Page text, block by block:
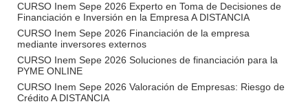
CURSO Inem Sepe 2026 Experto en Toma de Decisiones de
Financiación e Inversión en la Empresa A DISTANCIA
CURSO Inem Sepe 2026 Financiación de la empresa
mediante inversores externos
CURSO Inem Sepe 2026 Soluciones de financiación para la
PYME ONLINE
CURSO Inem Sepe 2026 Valoración de Empresas: Riesgo de
Crédito A DISTANCIA